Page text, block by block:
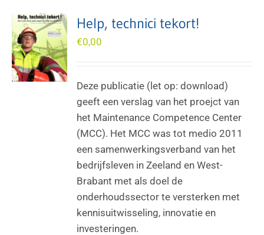
Help, technici tekort!
€0,00
Deze publicatie (let op: download)
geeft een verslag van het proejct van
het Maintenance Competence Center
(MCC). Het MCC was tot medio 2011
een samenwerkingsverband van het
bedrijfsleven in Zeeland en West-
Brabant met als doel de
onderhoudssector te versterken met
kennisuitwisseling, innovatie en
investeringen.